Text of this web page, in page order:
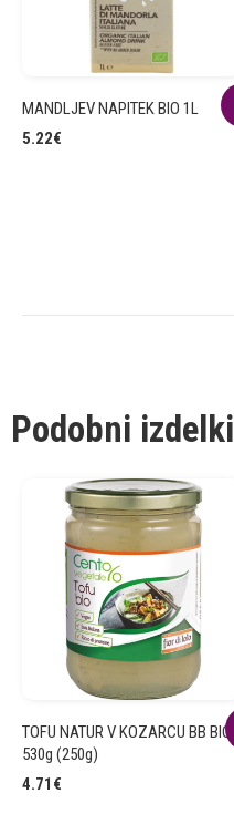
MANDLJEV NAPITEK BIO 1L
5.22€
Podobni izdelki
TOFU NATUR V KOZARCU BB BIO
530g (250g)
4.71 €